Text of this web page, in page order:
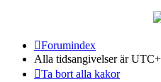
Forumindex
Alla tidsangivelser är
Ta bort alla kakor